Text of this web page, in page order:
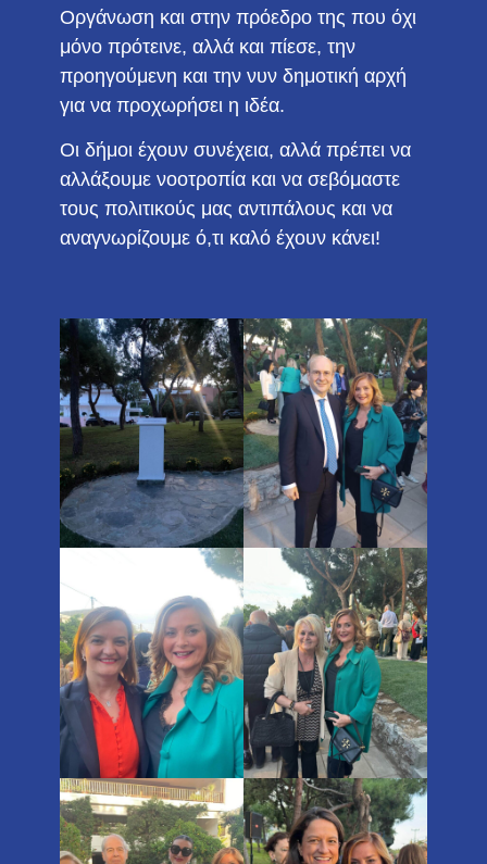
Οργάνωση και στην πρόεδρο της που όχι
μόνο πρότεινε, αλλά και πίεσε, την
προηγούμενη και την νυν δημοτική αρχή
για να προχωρήσει η ιδέα.
Οι δήμοι έχουν συνέχεια, αλλά πρέπει να
αλλάξουμε νοοτροπία και να σεβόμαστε
τους πολιτικούς μας αντιπάλους και να
αναγνωρίζουμε ό,τι καλό έχουν κάνει!